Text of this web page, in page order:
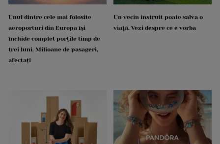
Unul dintre cele mai folosite
aeroporturi din Europa își
închide complet porțile timp de
trei luni. Milioane de pasageri,
afectați
Un vecin instruit poate salva o
viață. Vezi despre ce e vorba